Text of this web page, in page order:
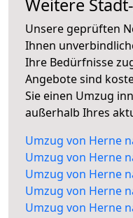
Weitere
Unsere geprüften
Ihnen
Ihre Bedürfnisse
Angebote sind
Sie einen Umzug
außerhalb Ihres
Umzug von Herne
Umzug von Herne
Umzug von Herne
Umzug von Herne
Umzug von Herne